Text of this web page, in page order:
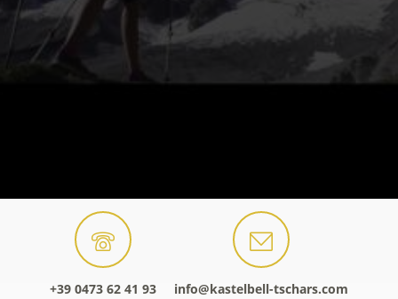
+39 0473 62 41 93 info@kastelbell-tschars.com